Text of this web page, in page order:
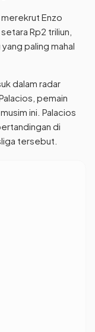
Enzo
Rp2 triliun,
paling mahal
dalam radar
pemain
ini. Palacios
di
tersebut.